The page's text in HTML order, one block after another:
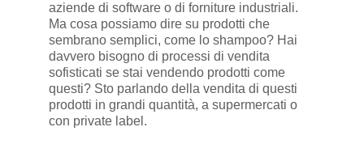
aziende di software o di forniture industriali.
Ma cosa possiamo dire su prodotti che
sembrano semplici, come lo shampoo? Hai
davvero bisogno di processi di vendita
sofisticati se stai vendendo prodotti come
questi? Sto parlando della vendita di questi
prodotti in grandi quantità, a supermercati o
con private label.